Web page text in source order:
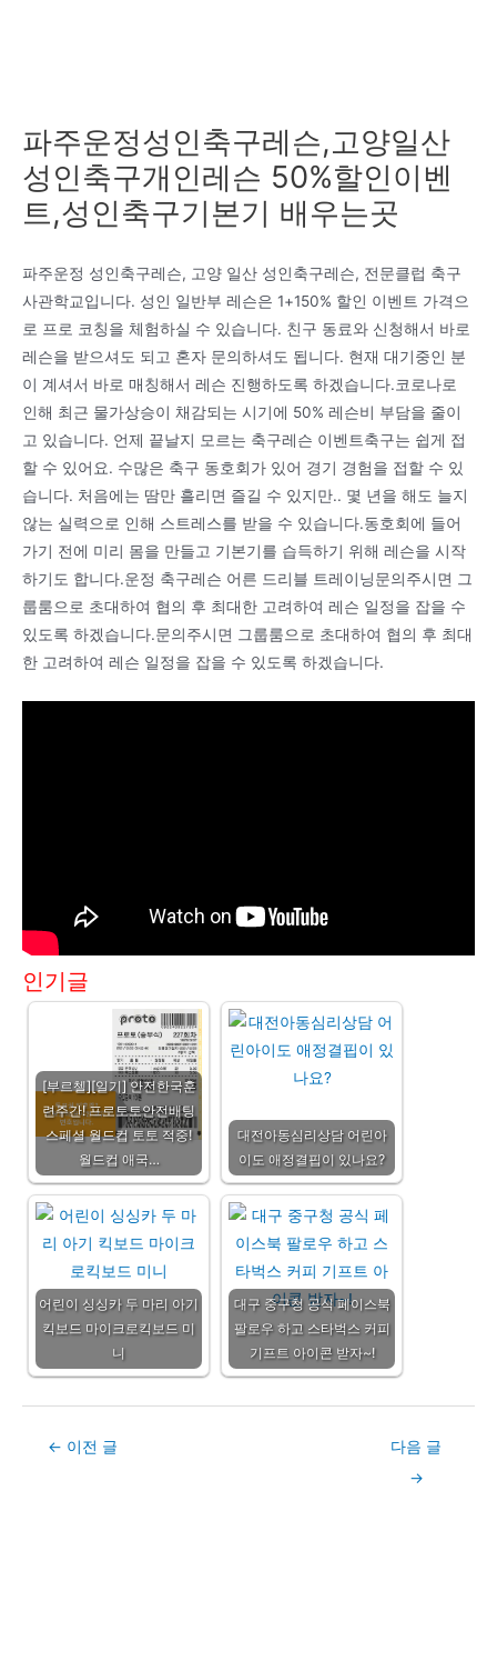
파주운정성인축구레슨,고양일산
성인축구개인레슨 50%할인이벤
트,성인축구기본기 배우는곳
파주운정 성인축구레슨, 고양 일산 성인축구레슨, 전문클럽 축구
사관학교입니다. 성인 일반부 레슨은 1+150% 할인 이벤트 가격으
로 프로 코칭을 체험하실 수 있습니다. 친구 동료와 신청해서 바로
레슨을 받으셔도 되고 혼자 문의하셔도 됩니다. 현재 대기중인 분
이 계셔서 바로 매칭해서 레슨 진행하도록 하겠습니다.코로나로
인해 최근 물가상승이 채감되는 시기에 50% 레슨비 부담을 줄이
고 있습니다. 언제 끝날지 모르는 축구레슨 이벤트축구는 쉽게 접
할 수 있어요. 수많은 축구 동호회가 있어 경기 경험을 접할 수 있
습니다. 처음에는 땀만 흘리면 즐길 수 있지만.. 몇 년을 해도 늘지
않는 실력으로 인해 스트레스를 받을 수 있습니다.동호회에 들어
가기 전에 미리 몸을 만들고 기본기를 습득하기 위해 레슨을 시작
하기도 합니다.운정 축구레슨 어른 드리블 트레이닝문의주시면 그
룹룸으로 초대하여 협의 후 최대한 고려하여 레슨 일정을 잡을 수
있도록 하겠습니다.문의주시면 그룹룸으로 초대하여 협의 후 최대
한 고려하여 레슨 일정을 잡을 수 있도록 하겠습니다.
인기글
[부르첼][일기] 안전한국훈
련주간! 프로토토안전배팅
스페셜 월드컵 토토 적중!
월드컵 애국…
대전아동심리상담 어린아
이도 애정결핍이 있나요?
어린이 싱싱카 두 마리 아기
킥보드 마이크로킥보드 미
니
대구 중구청 공식 페이스북
팔로우 하고 스타벅스 커피
기프트 아이콘 받자~!
Post← 이전 글
다음 글
→